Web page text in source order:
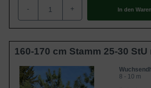
- + In den
160-170 cm Stamm 25-30 StU
8 - 10 m